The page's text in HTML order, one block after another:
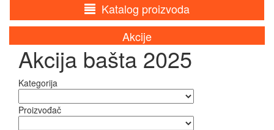
Katalog proizvoda
Akcije
Akcija bašta 2025
Kategorija
Proizvođač